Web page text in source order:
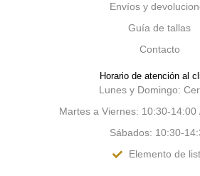
Envíos y
Guía de tallas
Contacto
Horario de atención al
Lunes y Domingo:
Martes a Viernes: 10:30-
Sábados: 10:30-
Elemento de